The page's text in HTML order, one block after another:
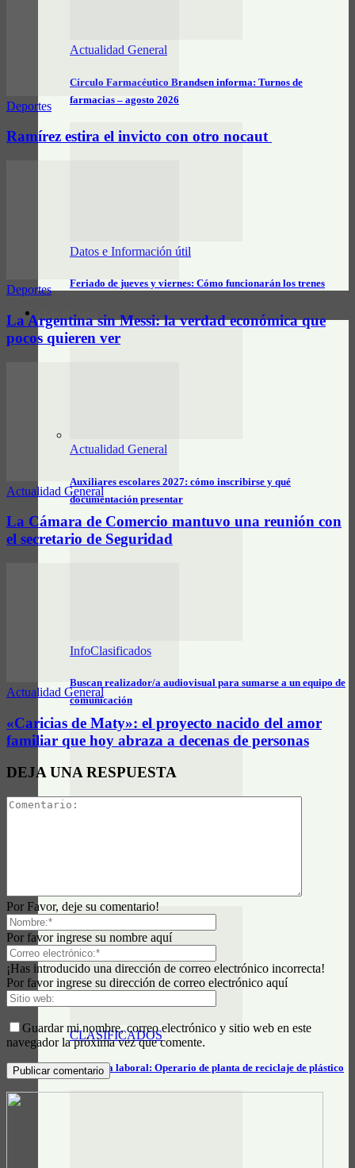
Actualidad General
Círculo Farmacéutico Brandsen informa: Turnos de
farmacias – agosto 2026
Datos e Información útil
Feriado de jueves y viernes: Cómo funcionarán los trenes
CLASIFICADOS
Actualidad General
Auxiliares escolares 2027: cómo inscribirse y qué
documentación presentar
InfoClasificados
Buscan realizador/a audiovisual para sumarse a un equipo de
comunicación
CLASIFICADOS
Búsqueda laboral: Operario de planta de reciclaje de plástico
Deportes
Ramírez estira el invicto con otro nocaut
Deportes
La Argentina sin Messi: la verdad económica que
pocos quieren ver
Actualidad General
La Cámara de Comercio mantuvo una reunión con
el secretario de Seguridad
Actualidad General
«Caricias de Maty»: el proyecto nacido del amor
familiar que hoy abraza a decenas de personas
DEJA UNA RESPUESTA
Por Favor, deje su comentario!
Por favor ingrese su nombre aquí
¡Has introducido una dirección de correo electrónico incorrecta!
Por favor ingrese su dirección de correo electrónico aquí
Guardar mi nombre, correo electrónico y sitio web en este
navegador la próxima vez que comente.